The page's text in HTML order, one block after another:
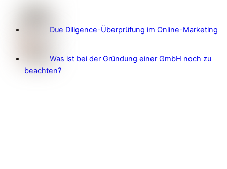
Due Diligence-Überprüfung im Online-Marketing
Was ist bei der Gründung einer GmbH noch zu
beachten?